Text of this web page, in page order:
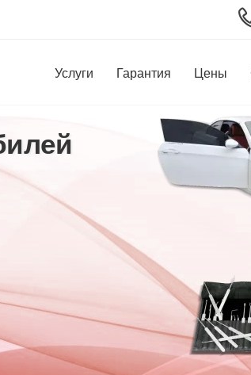
Услуги Гарантия Цены